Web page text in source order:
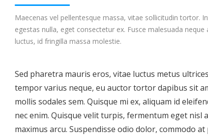
Maecenas vel pellentesque massa, vitae sollicitudin tortor.
egestas nulla, eget consectetur ex. Fusce malesuada neque
luctus, id fringilla massa molestie.
Sed pharetra mauris eros, vitae luctus metus
tempor varius neque, eu auctor tortor dapibus sit
mollis sodales sem. Quisque mi ex, aliquam id
nec enim. Quisque velit turpis, fermentum eget nisl
maximus arcu. Suspendisse odio dolor, commodo